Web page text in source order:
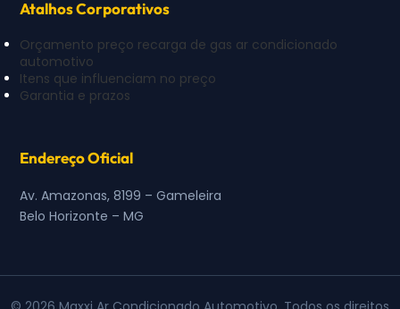
Atalhos Corporativos
Orçamento preço recarga de gas ar condicionado
automotivo
Itens que influenciam no preço
Garantia e prazos
Endereço Oficial
Av. Amazonas, 8199 – Gameleira
Belo Horizonte – MG